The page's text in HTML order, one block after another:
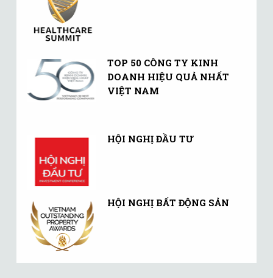
TOP 50 CÔNG TY KINH
DOANH HIỆU QUẢ NHẤT
VIỆT NAM
HỘI NGHỊ ĐẦU TƯ
HỘI NGHỊ BẤT ĐỘNG SẢN